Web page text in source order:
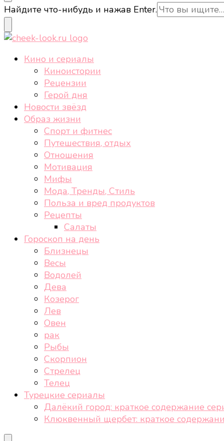
Ищите
что-
то?
Найдите что-нибудь и нажав Enter.
cheek-look.ru
Женский сайт о звездах и кино, а также трендах,
Кино и сериалы
Киноистории
Рецензии
Герой дня
Новости звёзд
Образ жизни
Спорт и фитнес
Путешествия, отдых
Отношения
Мотивация
Мифы
Мода, Тренды, Стиль
Польза и вред продуктов
Рецепты
Салаты
Гороскоп на день
Близнецы
Весы
Водолей
Дева
Козерог
Лев
Овен
рак
Рыбы
Скорпион
Стрелец
Телец
Турецкие сериалы
Далёкий город: краткое содержание
Клюквенный щербет: краткое